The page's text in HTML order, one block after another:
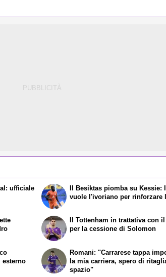
ufficiale
Il Besiktas piomba su Kessie:
vuole l'ivoriano per rinforzare
Il Tottenham in trattativa con
per la cessione di Solomon
esterno
Romani: "Carrarese tappa
la mia carriera, spero di
spazio"